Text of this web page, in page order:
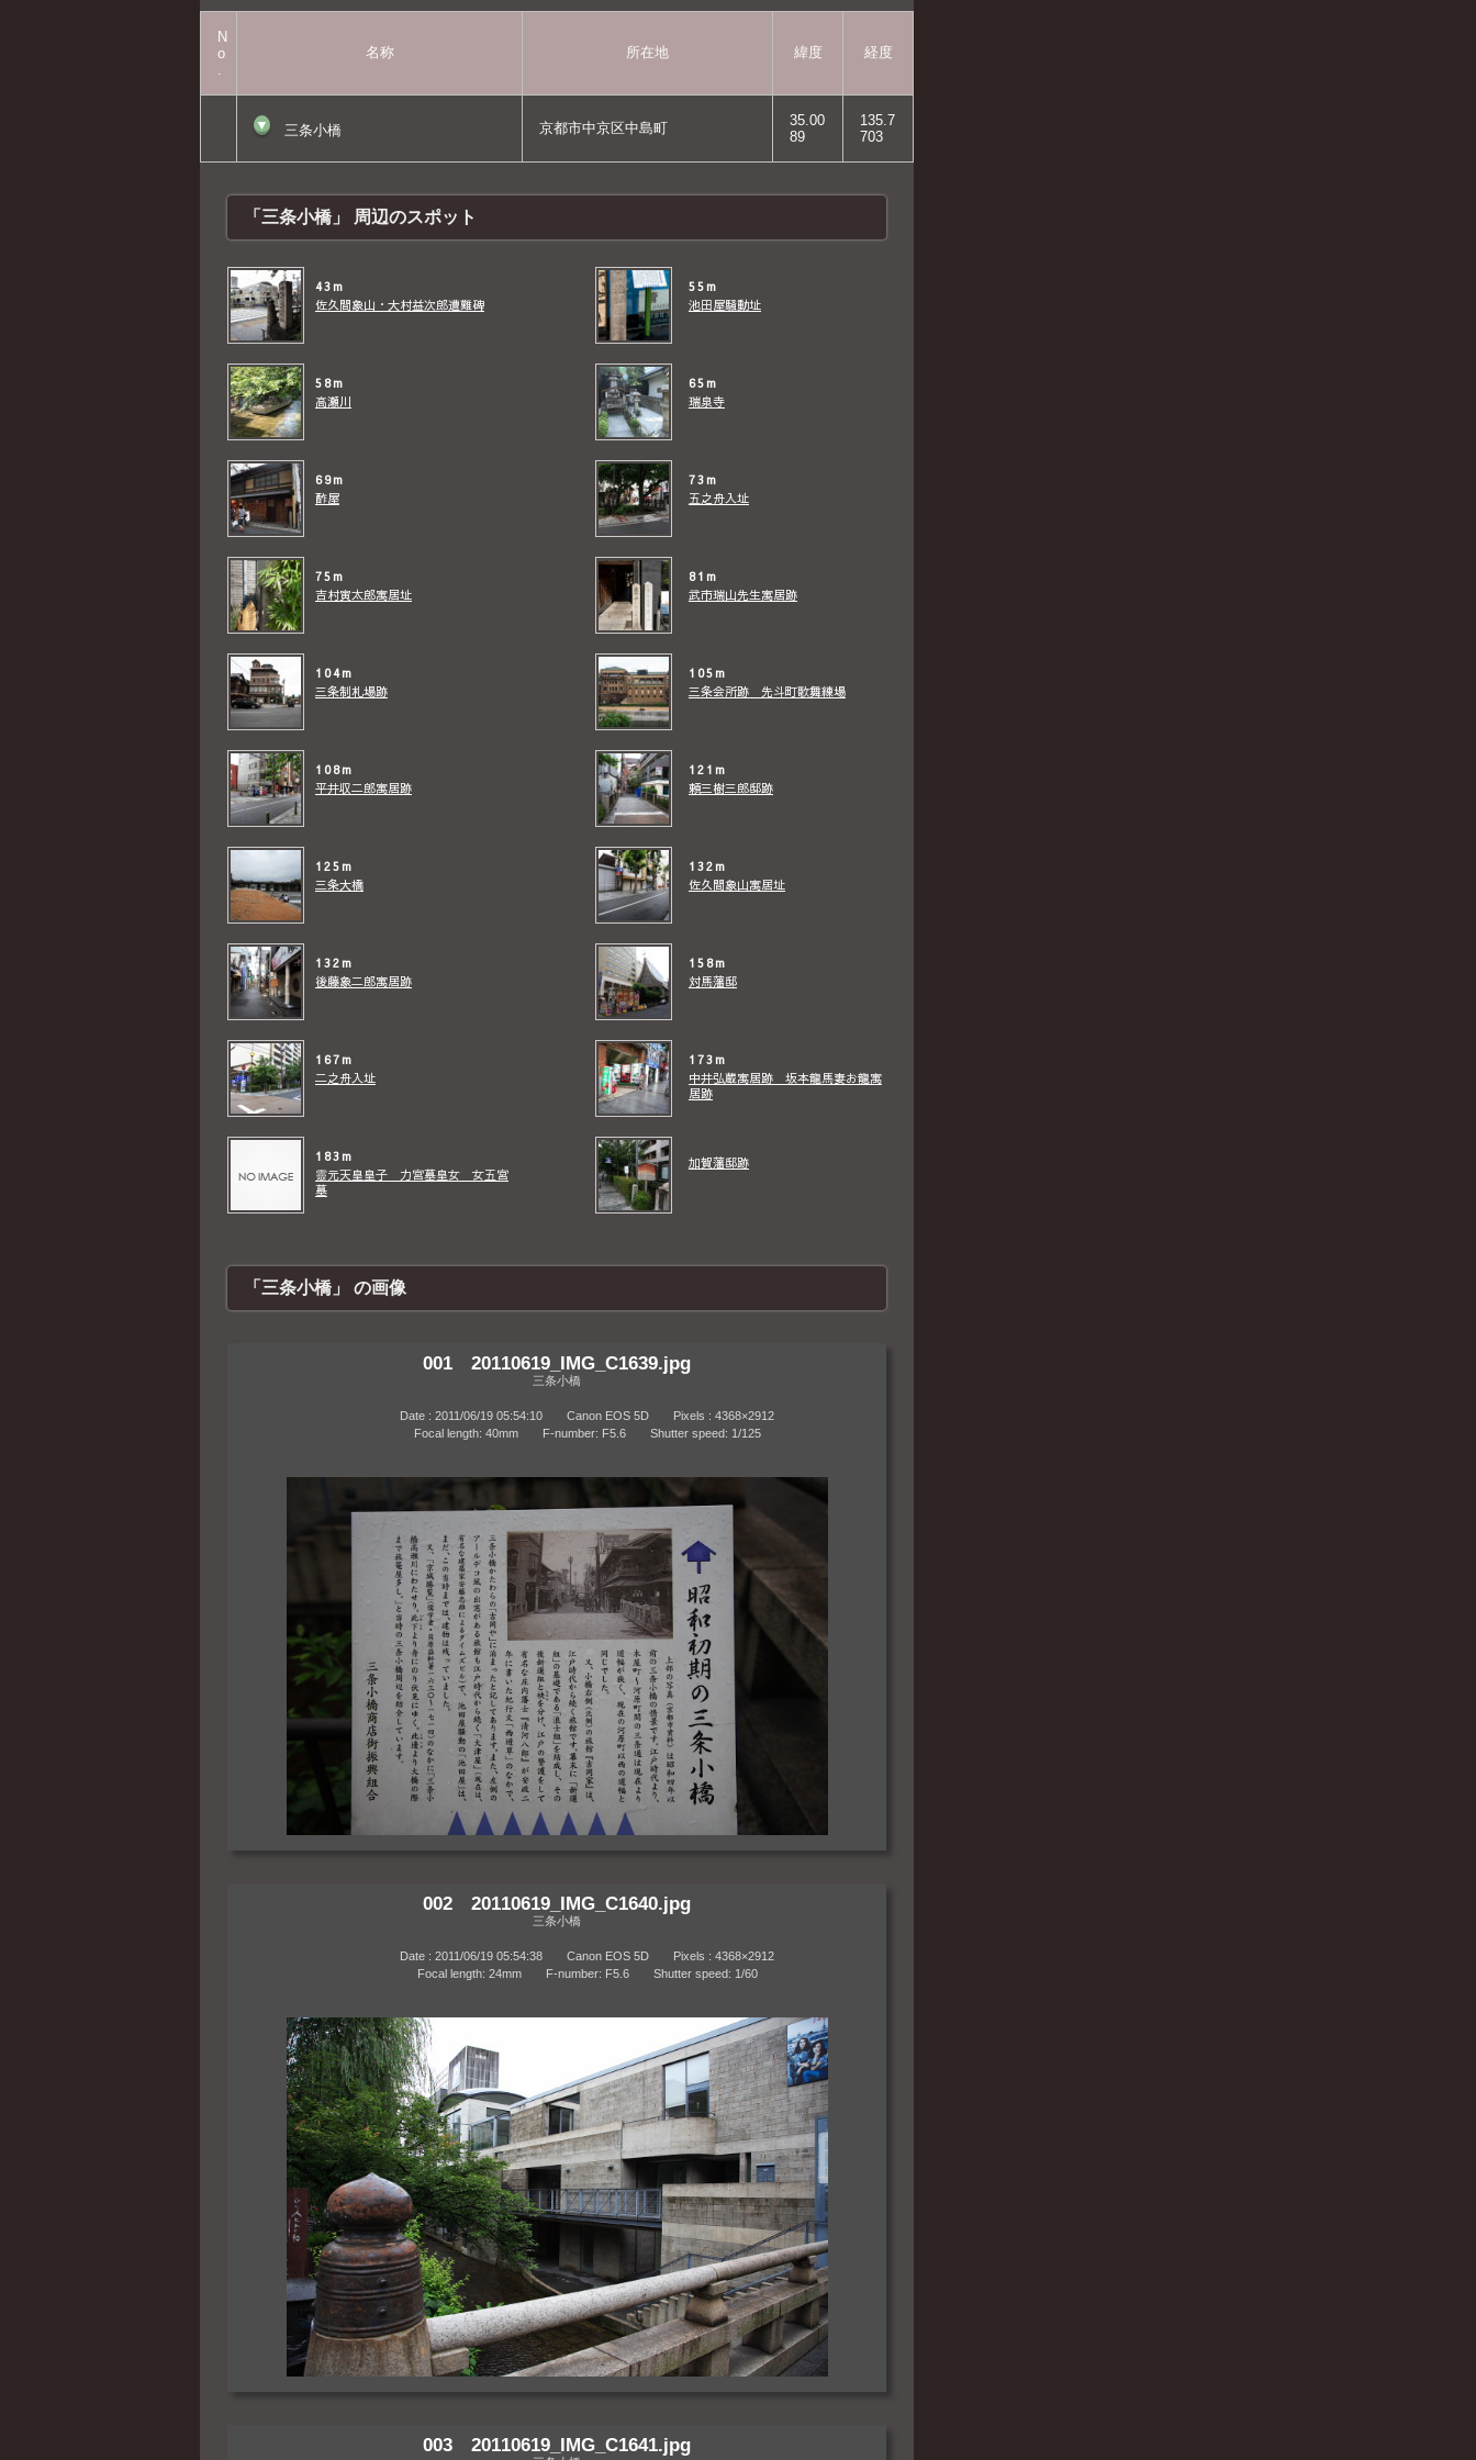
N
o
.
名称 所在地 緯度 経度
▼ 三条小橋 京都市中京区中島町
35.00
89
135.7
703
「三条小橋」 周辺のスポット
43m
佐久間象山・大村益次郎遭難碑
55m
池田屋騒動址
58m
高瀬川
65m
瑞泉寺
69m
酢屋
73m
五之舟入址
75m
吉村寅太郎寓居址
81m
武市瑞山先生寓居跡
104m
三条制札場跡
105m
三条会所跡 先斗町歌舞練場
108m
平井収二郎寓居跡
121m
頼三樹三郎邸跡
125m
三条大橋
132m
佐久間象山寓居址
132m
後藤象二郎寓居跡
158m
対馬藩邸
167m
二之舟入址
173m
中井弘蔵寓居跡 坂本龍馬妻お龍寓
居跡
183m
靈元天皇皇子 力宮墓 皇女 女五宮
墓
加賀藩邸跡
「三条小橋」 の画像
001 20110619_IMG_C1639.jpg
三条小橋
Date : 2011/06/19 05:54:10 Canon EOS 5D Pixels : 4368×2912
Focal length: 40mm F-number: F5.6 Shutter speed: 1/125
002 20110619_IMG_C1640.jpg
三条小橋
Date : 2011/06/19 05:54:38 Canon EOS 5D Pixels : 4368×2912
Focal length: 24mm F-number: F5.6 Shutter speed: 1/60
003 20110619_IMG_C1641.jpg